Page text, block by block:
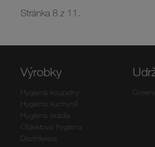
Stránka 8 z 11.
Výrobky
Hygiena koupelny
Hygiena kuchyně
Hygiena prádla
Objektová hygiena
Dezinfekce